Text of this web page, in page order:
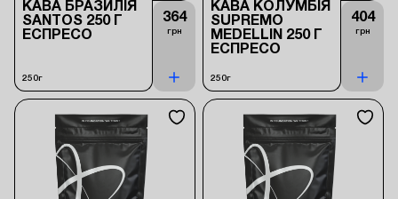
КАВА БРАЗИЛІЯ
SANTOS 250 Г
ЕСПРЕСО
250г
364
грн
КАВА КОЛУМБІЯ
SUPREMO
MEDELLIN 250 Г
ЕСПРЕСО
250г
404
грн